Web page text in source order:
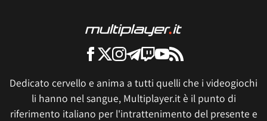
Dedicato cervello e anima a tutti quelli che i videogiochi
li hanno nel sangue, Multiplayer.it è il punto di
riferimento italiano per l'intrattenimento del presente e